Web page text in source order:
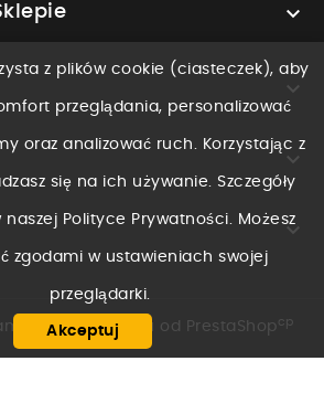




z plików cookie (ciasteczek), aby
przeglądania, personalizować
oraz analizować ruch. Korzystając z
się na ich używanie. Szczegóły
naszej Polityce Prywatności. Możesz
zgodami w ustawieniach swojej
przeglądarki.
Akceptuje-sklepu od PrestaShop cp